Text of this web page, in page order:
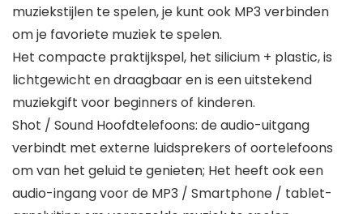
muziekstijlen te spelen, je kunt ook MP3 verbinden
om je favoriete muziek te spelen.
Het compacte praktijkspel, het silicium + plastic, is
lichtgewicht en draagbaar en is een uitstekend
muziekgift voor beginners of kinderen.
Shot / Sound Hoofdtelefoons: de audio-uitgang
verbindt met externe luidsprekers of oortelefoons
om van het geluid te genieten; Het heeft ook een
audio-ingang voor de MP3 / Smartphone / tablet-